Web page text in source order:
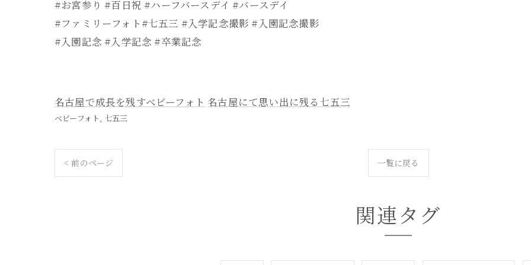
#お宮参り #百日祝 #ハーフバースデイ #バースデイ
#ファミリーフォト#七五三 #入学記念撮影 #入園記念撮影
#入園記念 #入学記念 #卒業記念
名古屋で成長を残すベビーフォト 名古屋にて思い出に残る七五三
ベビーフォト 七五三
< 前のページ 一覧に戻る
関連タグ